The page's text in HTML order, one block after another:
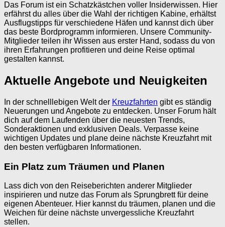
Das Forum ist ein Schatzkästchen voller Insiderwissen. Hier
erfährst du alles über die Wahl der richtigen Kabine, erhältst
Ausflugstipps für verschiedene Häfen und kannst dich über
das beste Bordprogramm informieren. Unsere Community-
Mitglieder teilen ihr Wissen aus erster Hand, sodass du von
ihren Erfahrungen profitieren und deine Reise optimal
gestalten kannst.
Aktuelle Angebote und Neuigkeiten
In der schnelllebigen Welt der Kreuzfahrten gibt es ständig
Neuerungen und Angebote zu entdecken. Unser Forum hält
dich auf dem Laufenden über die neuesten Trends,
Sonderaktionen und exklusiven Deals. Verpasse keine
wichtigen Updates und plane deine nächste Kreuzfahrt mit
den besten verfügbaren Informationen.
Ein Platz zum Träumen und Planen
Lass dich von den Reiseberichten anderer Mitglieder
inspirieren und nutze das Forum als Sprungbrett für deine
eigenen Abenteuer. Hier kannst du träumen, planen und die
Weichen für deine nächste unvergessliche Kreuzfahrt
stellen.